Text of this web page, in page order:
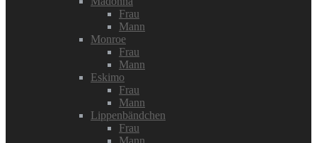
Frau
Mann
Monroe
Frau
Mann
Eskimo
Frau
Mann
Lippenbändchen
Frau
Mann